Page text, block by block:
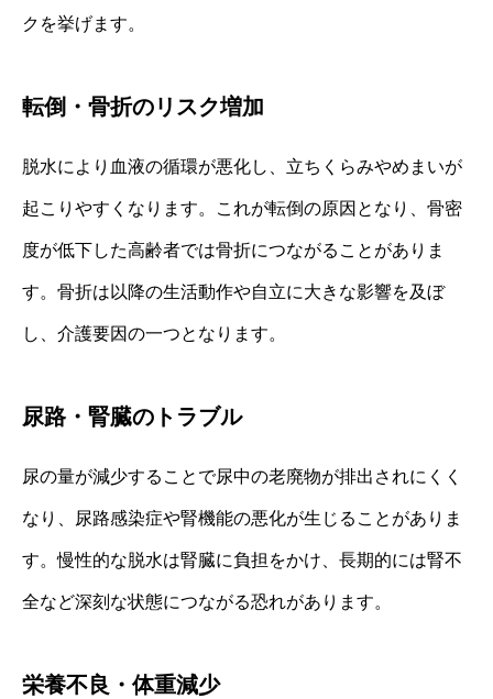
クを挙げます。
転倒・骨折のリスク増加
脱水により血液の循環が悪化し、立ちくらみやめまいが
起こりやすくなります。これが転倒の原因となり、骨密
度が低下した高齢者では骨折につながることがありま
す。骨折は以降の生活動作や自立に大きな影響を及ぼ
し、介護要因の一つとなります。
尿路・腎臓のトラブル
尿の量が減少することで尿中の老廃物が排出されにくく
なり、尿路感染症や腎機能の悪化が生じることがありま
す。慢性的な脱水は腎臓に負担をかけ、長期的には腎不
全など深刻な状態につながる恐れがあります。
栄養不良・体重減少